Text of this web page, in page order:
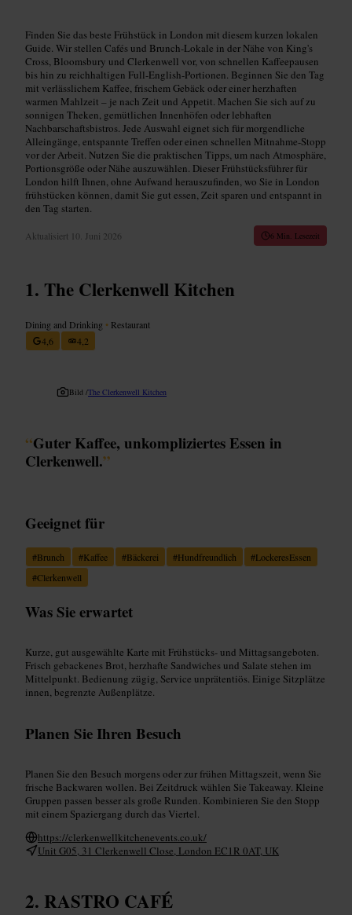
Finden Sie das beste Frühstück in London mit diesem kurzen lokalen
Guide. Wir stellen Cafés und Brunch-Lokale in der Nähe von King's
Cross, Bloomsbury und Clerkenwell vor, von schnellen Kaffeepausen
bis hin zu reichhaltigen Full-English-Portionen. Beginnen Sie den Tag
mit verlässlichem Kaffee, frischem Gebäck oder einer herzhaften
warmen Mahlzeit – je nach Zeit und Appetit. Machen Sie sich auf zu
sonnigen Theken, gemütlichen Innenhöfen oder lebhaften
Nachbarschaftsbistros. Jede Auswahl eignet sich für morgendliche
Alleingänge, entspannte Treffen oder einen schnellen Mitnahme-Stopp
vor der Arbeit. Nutzen Sie die praktischen Tipps, um nach Atmosphäre,
Portionsgröße oder Nähe auszuwählen. Dieser Frühstücksführer für
London hilft Ihnen, ohne Aufwand herauszufinden, wo Sie in London
frühstücken können, damit Sie gut essen, Zeit sparen und entspannt in
den Tag starten.
Aktualisiert 10. Juni 2026 6 Min. Lesezeit
The Clerkenwell Kitchen
Dining and Drinking • Restaurant
4,6
4,2
Bild /The Clerkenwell Kitchen
“Guter Kaffee, unkompliziertes Essen in
Clerkenwell.”
Geeignet für
#Brunch #Kaffee #Bäckerei #Hundfreundlich #LockeresEssen
#Clerkenwell
Was Sie erwartet
Kurze, gut ausgewählte Karte mit Frühstücks- und Mittagsangeboten.
Frisch gebackenes Brot, herzhafte Sandwiches und Salate stehen im
Mittelpunkt. Bedienung zügig, Service unprätentiös. Einige Sitzplätze
innen, begrenzte Außenplätze.
Planen Sie Ihren Besuch
Planen Sie den Besuch morgens oder zur frühen Mittagszeit, wenn Sie
frische Backwaren wollen. Bei Zeitdruck wählen Sie Takeaway. Kleine
Gruppen passen besser als große Runden. Kombinieren Sie den Stopp
mit einem Spaziergang durch das Viertel.
https://clerkenwellkitchenevents.co.uk/
Unit G05, 31 Clerkenwell Close, London EC1R 0AT, UK
RASTRO CAFÉ